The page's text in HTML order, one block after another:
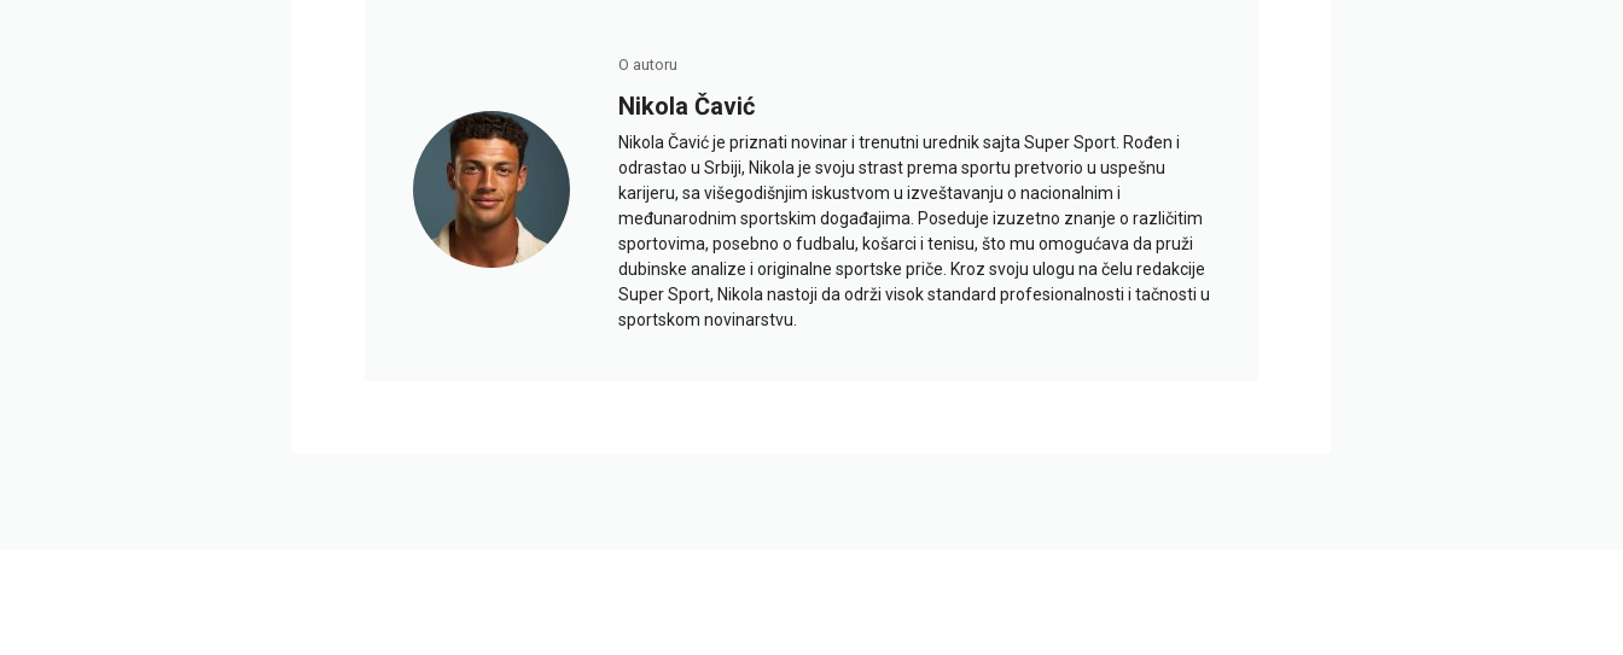
O autoru
Nikola Čavić
Nikola Čavić je priznati novinar i trenutni urednik sajta Super Sport. Rođen i
odrastao u Srbiji, Nikola je svoju strast prema sportu pretvorio u uspešnu
karijeru, sa višegodišnjim iskustvom u izveštavanju o nacionalnim i
međunarodnim sportskim događajima. Poseduje izuzetno znanje o različitim
sportovima, posebno o fudbalu, košarci i tenisu, što mu omogućava da pruži
dubinske analize i originalne sportske priče. Kroz svoju ulogu na čelu redakcije
Super Sport, Nikola nastoji da održi visok standard profesionalnosti i tačnosti u
sportskom novinarstvu.